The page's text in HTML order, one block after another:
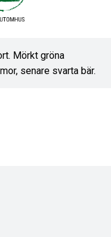
Mörkt gröna
senare svarta bär.